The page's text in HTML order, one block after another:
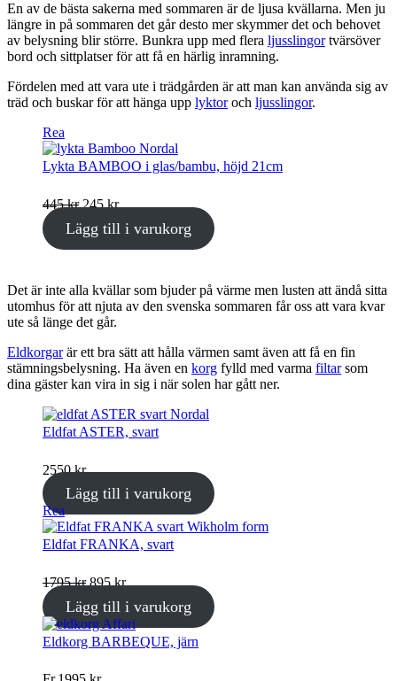
En av de bästa sakerna med sommaren är de ljusa kvällarna. Men ju
längre in på sommaren det går desto mer skymmer det och behovet
av belysning blir större. Bunkra upp med flera ljusslingortvärsöver
bord och sittplatser för att få en härlig inramning.
Fördelen med att vara ute i trädgården är att man kan använda sig av
träd och buskar för att hänga upp lyktoroch ljusslingor.
Rea
på
rea
Lykta BAMBOO i glas/bambu, höjd 21cm
445kr Det
priset
var:
245krDet
priset
är:
Lägg till i varukorg
Det är inte alla kvällar som bjuder på värme men lusten att ändå sitta
utomhus för att njuta av den svenska sommaren får oss att vara kvar
ute så länge det går.
Eldkorgarär ett bra sätt att hålla värmen samt även att få en fin
stämningsbelysning. Ha även en korg fylld med varma filtarsom
dina gäster kan vira in sig i när solen har gått ner.
Eldfat ASTER, svart
2550kr
Lägg till i varukorg
Rea
på
rea
Eldfat FRANKA, svart
1795kr Det
priset
var:
1795 kr.
895krDet
priset
är:
895 kr.
Lägg till i varukorg
Eldkorg BARBEQUE, järn